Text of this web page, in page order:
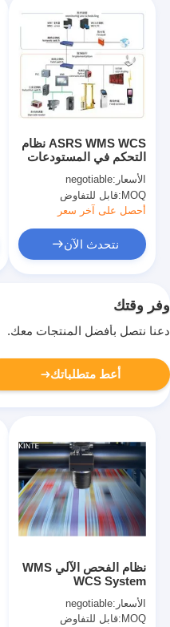
ASRS WMS WCS نظام
التحكم في المستودعات
التحكم في إدارة البرامج
الأسعار:negotiable
MOQ: قابل للتفاوض
أحصل على آخر سعر
نتحدث الآن
وفر وقتك
دعنا نتصل بأفضل المنتجات معك.
أعط متطلباتك
نظام الفحص الآلي WMS
WCS System
Warehouse AI Vision
الأسعار:negotiable
MOQ: قابل للتفاوض